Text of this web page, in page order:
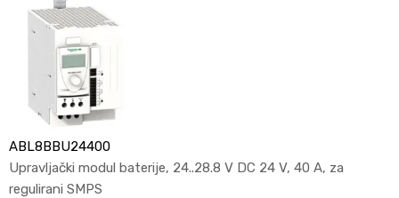
ABL8BBU24400
Upravljački modul baterije, 24..28.8 V DC 24 V, 40 A, za
regulirani SMPS